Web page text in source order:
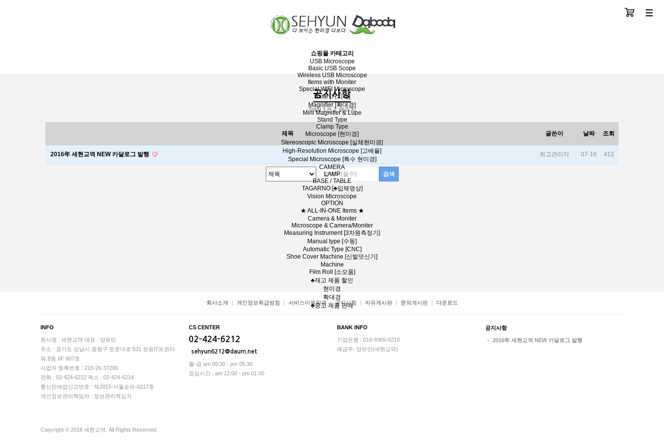
쇼핑몰 카테고리
USB Microscope
Basic USB Scope
Wireless USB Microscope
Items with Moniter
Special WIFI Microscope
Base [거치대]
Magnifier [확대경]
Mini Magnifier & Lupe
Stand Type
Clamp Type
Microscope [현미경]
Stereoscopic Microscope [실체현미경]
High-Resolution Microscope [고배율]
Special Microscope [특수 현미경]
CAMERA
LAMP
BASE / TABLE
TAGARNO [♣입체영상]
Vision Microscope
OPTION
★ ALL-IN-ONE Items ★
Camera & Moniter
Microscope & Camera/Moniter
Measuring Instrument [3차원측정기]
Manual type [수동]
Automatic Type [CNC]
Shoe Cover Machine [신발덧신기]
Machine
Film Roll [소모품]
♣재고 제품 할인
현미경
확대경
♣중고 제품 판매
분류
공지사항
Total 1건1 페이지
제목 글쓴이 날짜 조회
2016年 세현교역 NEW 카달로그 발행 최고관리자 07-16 412
회사소개 개인정보취급방침 서비스이용약관 공지사항 자유게시판 문의게시판 다운로드
INFO
회사명 : 세현교역 대표 : 양유민
주소 : 경기도 성남시 중원구 둔춘대로 531 쌍용IT트윈타
워 B동 6F 607호
사업자 등록번호 : 215-26-37206
전화 : 02-424-6212 팩스 : 02-424-6214
통신판매업신고번호 : 제2015-서울송파-0217호
개인정보관리책임자 : 정보관리책임자
CS CENTER
02-424-6212
sehyun6212@daum.net
월-금 am 09:30 - pm 05:30
점심시간 : am 12:00 - pm 01:00
BANK INFO
기업은행 : 010-9365-0210
예금주: 양유민(세현교역)
공지사항
2016年 세현교역 NEW 카달로그 발행
Copyright © 2016 세현교역. All Rights Reserved.